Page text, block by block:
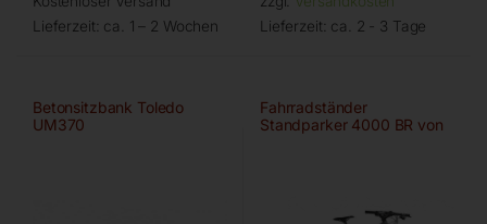
Lieferzeit: ca. 1 – 2 Wochen
Lieferzeit: ca. 2 - 3 Tage
Betonsitzbank Toledo
UM370
Fahrradständer
Standparker 4000 BR von